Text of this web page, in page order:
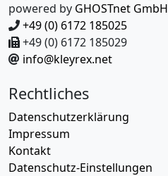
powered by GHOSTnet GmbH
+49 (0) 6172 185025
+49 (0) 6172 185029
info@kleyrex.net
Rechtliches
Datenschutzerklärung
Impressum
Kontakt
Datenschutz-Einstellungen